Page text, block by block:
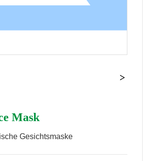
Mask
Gesichtsmaske